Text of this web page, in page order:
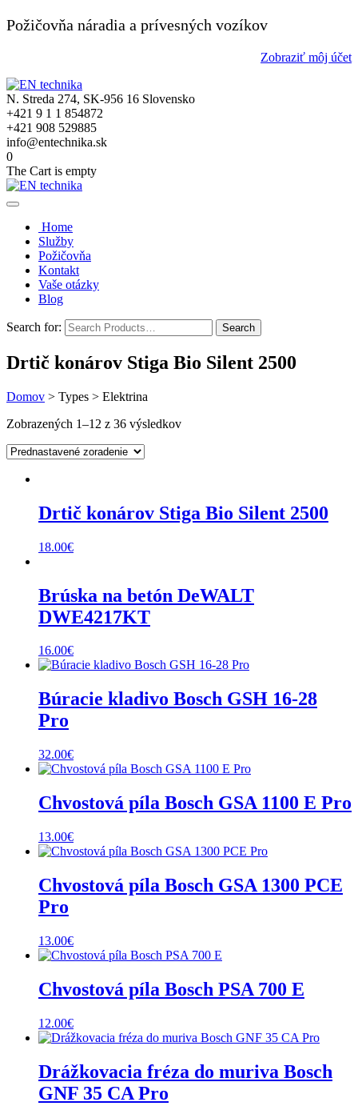
Požičovňa náradia a prívesných vozíkov
Zobraziť môj účet
N. Streda 274, SK-956 16 Slovensko
+421 9 1 1 854872
+421 908 529885
info@entechnika.sk
0
The Cart is empty
Home
Služby
Požičovňa
Kontakt
Vaše otázky
Blog
Search for:
Drtič konárov Stiga Bio Silent 2500
Domov > Types > Elektrina
Zobrazených 1–12 z 36 výsledkov
Drtič konárov Stiga Bio Silent 2500
18.00€
Brúska na betón DeWALT
DWE4217KT
16.00€
Búracie kladivo Bosch GSH 16-28
Pro
32.00€
Chvostová píla Bosch GSA 1100 E Pro
13.00€
Chvostová píla Bosch GSA 1300 PCE
Pro
13.00€
Chvostová píla Bosch PSA 700 E
12.00€
Drážkovacia fréza do muriva Bosch
GNF 35 CA Pro